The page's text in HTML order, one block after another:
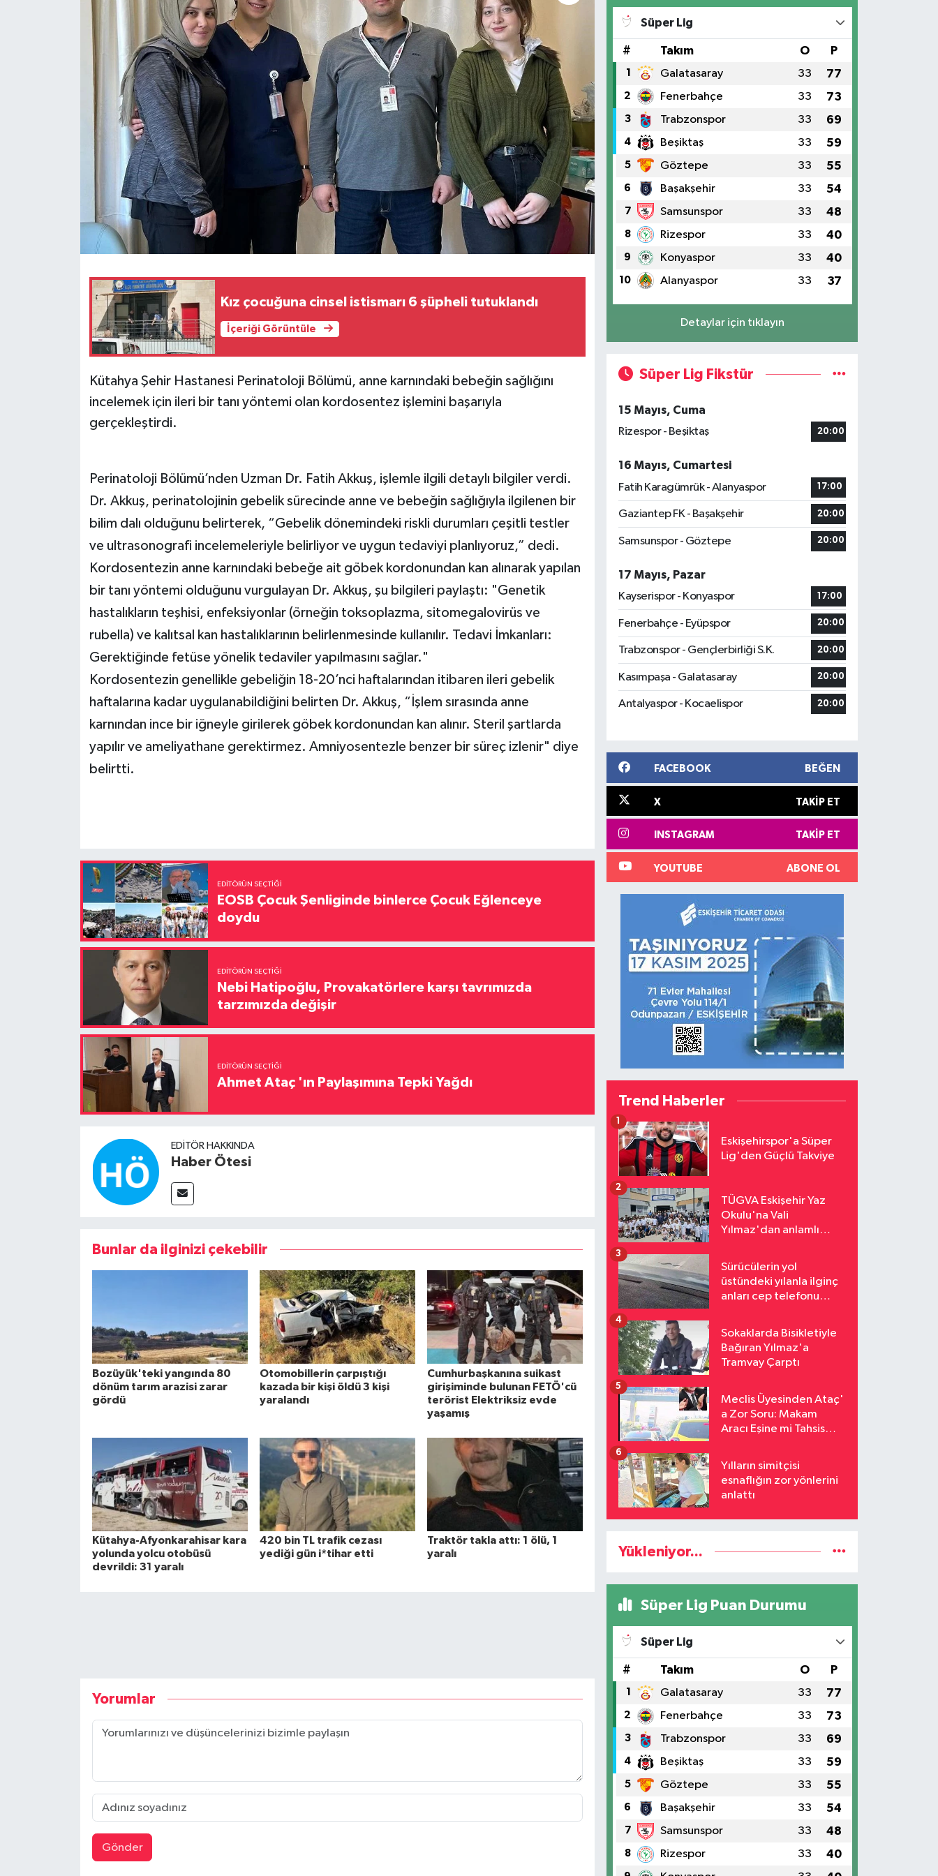
Kız çocuğuna cinsel istismarı 6 şüpheli tutuklandı
İçeriği Görüntüle
Kütahya Şehir Hastanesi Perinatoloji Bölümü, anne karnındaki bebeğin sağlığını
incelemek için ileri bir tanı yöntemi olan kordosentez işlemini başarıyla
gerçekleştirdi.
Perinatoloji Bölümü’nden Uzman Dr. Fatih Akkuş, işlemle ilgili detaylı bilgiler verdi.
Dr. Akkuş, perinatolojinin gebelik sürecinde anne ve bebeğin sağlığıyla ilgilenen bir
bilim dalı olduğunu belirterek, “Gebelik dönemindeki riskli durumları çeşitli testler
ve ultrasonografi incelemeleriyle belirliyor ve uygun tedaviyi planlıyoruz,” dedi.
Kordosentezin anne karnındaki bebeğe ait göbek kordonundan kan alınarak yapılan
bir tanı yöntemi olduğunu vurgulayan Dr. Akkuş, şu bilgileri paylaştı: "Genetik
hastalıkların teşhisi, enfeksiyonlar (örneğin toksoplazma, sitomegalovirüs ve
rubella) ve kalıtsal kan hastalıklarının belirlenmesinde kullanılır. Tedavi İmkanları:
Gerektiğinde fetüse yönelik tedaviler yapılmasını sağlar."
Kordosentezin genellikle gebeliğin 18-20’nci haftalarından itibaren ileri gebelik
haftalarına kadar uygulanabildiğini belirten Dr. Akkuş, “İşlem sırasında anne
karnından ince bir iğneyle girilerek göbek kordonundan kan alınır. Steril şartlarda
yapılır ve ameliyathane gerektirmez. Amniyosentezle benzer bir süreç izlenir" diye
belirtti.
EDITÖRÜN SEÇTIĞI
EOSB Çocuk Şenliginde binlerce Çocuk Eğlenceye
doydu
EDITÖRÜN SEÇTIĞI
Nebi Hatipoğlu, Provakatörlere karşı tavrımızda
tarzımızda değişir
EDITÖRÜN SEÇTIĞI
Ahmet Ataç 'ın Paylaşımına Tepki Yağdı
EDITÖR HAKKINDA
Haber Ötesi
Bunlar da ilginizi çekebilir
Bozüyük'teki yangında 80
dönüm tarım arazisi zarar
gördü
Otomobillerin çarpıştığı
kazada bir kişi öldü 3 kişi
yaralandı
Cumhurbaşkanına suikast
girişiminde bulunan FETÖ'cü
terörist Elektriksiz evde
yaşamış
Kütahya-Afyonkarahisar kara
yolunda yolcu otobüsü
devrildi: 31 yaralı
420 bin TL trafik cezası
yediği gün i*tihar etti
Traktör takla attı: 1 ölü, 1
yaralı
Yorumlar
Gönder
Süper Lig
# Takım O P
1 Galatasaray 33 77
2 Fenerbahçe 33 73
3 Trabzonspor 33 69
4 Beşiktaş 33 59
5 Göztepe 33 55
6 Başakşehir 33 54
7 Samsunspor 33 48
8 Rizespor 33 40
9 Konyaspor 33 40
10 Alanyaspor 33 37
Detaylar için tıklayın
Süper Lig Fikstür
15 Mayıs, Cuma
Rizespor - Beşiktaş
20:00
16 Mayıs, Cumartesi
Fatih Karagümrük - Alanyaspor
17:00
Gaziantep FK - Başakşehir 20:00
Samsunspor - Göztepe 20:00
17 Mayıs, Pazar
Kayserispor - Konyaspor
17:00
Fenerbahçe - Eyüpspor 20:00
Trabzonspor - Gençlerbirliği S.K. 20:00
Kasımpaşa - Galatasaray 20:00
Antalyaspor - Kocaelispor 20:00
FACEBOOK BEĞEN
X TAKIP ET
INSTAGRAM TAKIP ET
YOUTUBE ABONE OL
Trend Haberler
Eskişehirspor'a Süper
Lig'den Güçlü Takviye
1
TÜGVA Eskişehir Yaz
Okulu'na Vali
Yılmaz'dan anlamlı
2
Sürücülerin yol
üstündeki yılanla ilginç
anları cep telefonu
3
Sokaklarda Bisikletiyle
Bağıran Yılmaz'a
Tramvay Çarptı
4
Meclis Üyesinden Ataç'
a Zor Soru: Makam
Aracı Eşine mi Tahsis
5
Yılların simitçisi
esnaflığın zor yönlerini
anlattı
6
Yükleniyor...
Süper Lig Puan Durumu
Süper Lig
# Takım O P
1 Galatasaray 33 77
2 Fenerbahçe 33 73
3 Trabzonspor 33 69
4 Beşiktaş 33 59
5 Göztepe 33 55
6 Başakşehir 33 54
7 Samsunspor 33 48
8 Rizespor 33 40